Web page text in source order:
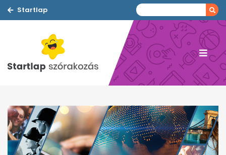
Startlap